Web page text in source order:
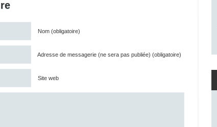
Nom (obligatoire)
Adresse de messagerie (ne sera pas publiée) (obligatoire)
Site web